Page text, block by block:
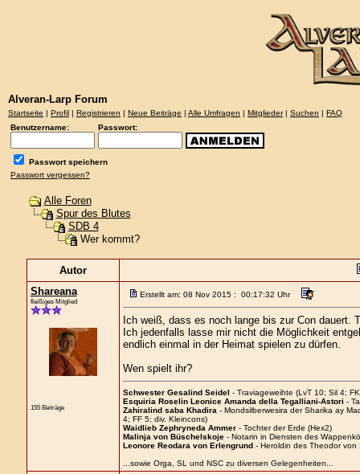
Alveran-Larp Forum
Startseite | Profil | Registrieren | Neue Beiträge | Alle Umfragen | Mitglieder| Suchen | FAQ
Benutzername:
Passwort:
Passwort speichern
Passwort vergessen?
Alle Foren
Spur des Blutes
SDB 4
Wer kommt?
Autor
Shareana
fleißiges Mitglied
155 Beiträge
Erstellt am: 08 Nov 2015 : 00:17:32 Uhr
Ich weiß, dass es noch lange bis zur Con dauert.
Ich jedenfalls lasse mir nicht die Möglichkeit
endlich einmal in der Heimat spielen zu dürfen.
Wen spielt ihr?
Schwester Gesalind Seidel - Traviageweihte (LvT 10; Sil 4;
Esquiria Roselin Leonice Amanda della Tegalliani-Astori -
Zahiralind saba Khadira - Mondsilberwesira der Sharika ay
4; FF 5; div. Kleincons)
Waidlieb Zephryneda Ammer- Tochter der Erde (Hex2)
Malinja von Büschelskoje- Notarin in Diensten des
Leonore Reodara von Erlengrund- Heroldin des Theodor von
...sowie Orga, SL und NSC zu diversen Gelegenheiten...